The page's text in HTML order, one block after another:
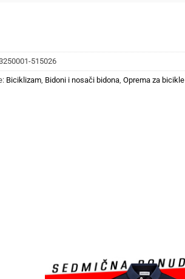
515026
Biciklizam, Bidoni i nosači bidona, Oprema za bicikle